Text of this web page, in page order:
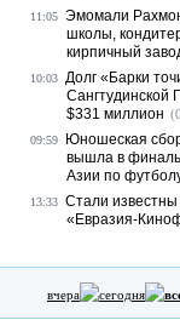
11:05 Эмомали
школы,
кирпичный
10:03 Долг «Барки
Сангтудинской
$331 миллион
09:59
Юношеская
вышла в
Азии по
13:33 Стали
«Евразия-
вчера сегодня